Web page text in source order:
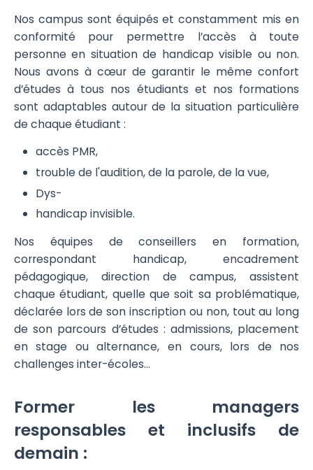
Nos campus sont équipés et constamment mis en
conformité pour permettre l’accès à toute
personne en situation de handicap visible ou non.
Nous avons à cœur de garantir le même confort
d’études à tous nos étudiants et nos formations
sont adaptables autour de la situation particulière
de chaque étudiant :
accès PMR,
trouble de l'audition, de la parole, de la vue,
Dys-
handicap invisible.
Nos équipes de conseillers en formation,
correspondant handicap, encadrement
pédagogique, direction de campus, assistent
chaque étudiant, quelle que soit sa problématique,
déclarée lors de son inscription ou non, tout au long
de son parcours d’études : admissions, placement
en stage ou alternance, en cours, lors de nos
challenges inter-écoles…
Former les managers
responsables et inclusifs de
demain :